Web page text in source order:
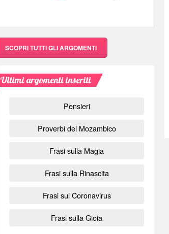
SCOPRITUTTI GLI ARGOMENTI
Ultimi argomenti inseriti
Pensieri
Proverbi del Mozambico
Frasi sulla Magia
Frasi sulla Rinascita
Frasi sul Coronavirus
Frasi sulla Gioia